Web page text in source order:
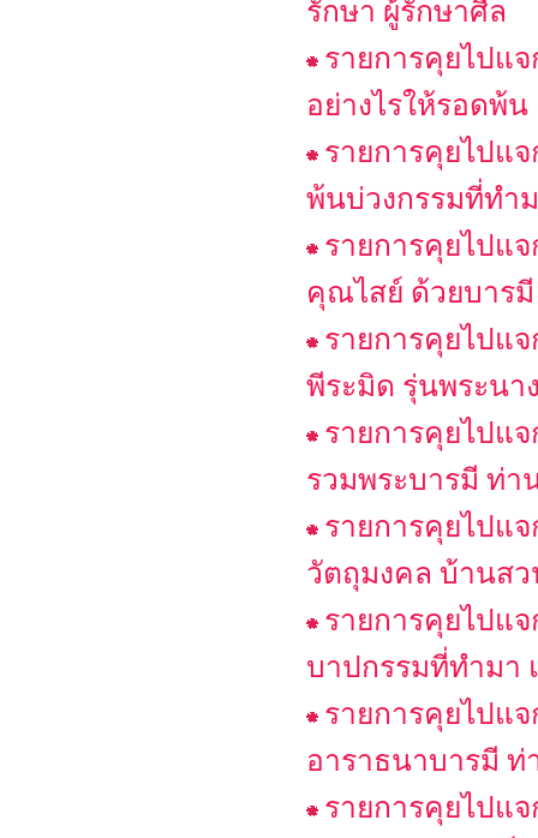
รักษา ผู้รักษาศีล
รายการคุยไปแ
อย่างไรให้รอดพ้
รายการคุยไปแ
พ้นบ่วงกรรมที่ทำ
รายการคุยไปแ
คุณไสย์ ด้วยบารมี
รายการคุยไปแ
พีระมิด รุ่นพระนา
รายการคุยไปแจ
รวมพระบารมี ท่า
รายการคุยไปแ
วัตถุมงคล บ้านส
รายการคุยไปแ
บาปกรรมที่ทำมา
รายการคุยไปแจ
อาราธนาบารมี ท่
รายการคุยไปแ